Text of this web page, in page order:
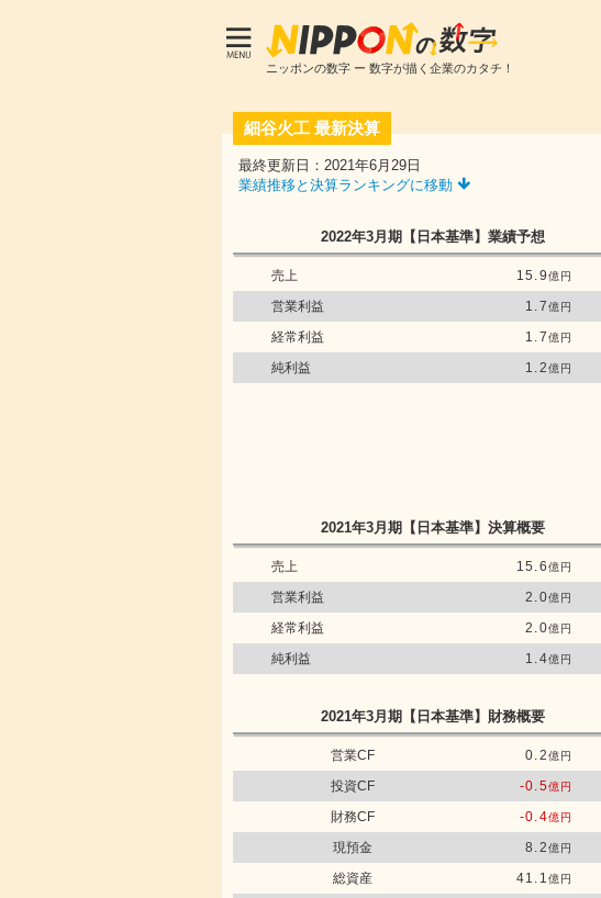
ニッポンの数字 ー 数字が描く企業のカタチ！
細谷火工 最新決算
最終更新日：2021年6月29日
業績推移と決算ランキングに移動
2022年3月期 【日本基準】 業績予想
売上 15.9億円
営業利益 1.7億円
経常利益 1.7億円
純利益 1.2億円
2021年3月期 【日本基準】 決算概要
売上 15.6億円
営業利益 2.0億円
経常利益 2.0億円
純利益 1.4億円
2021年3月期 【日本基準】 財務概要
営業CF 0.2億円
投資CF -0.5億円
財務CF -0.4億円
現預金 8.2億円
総資産 41.1億円